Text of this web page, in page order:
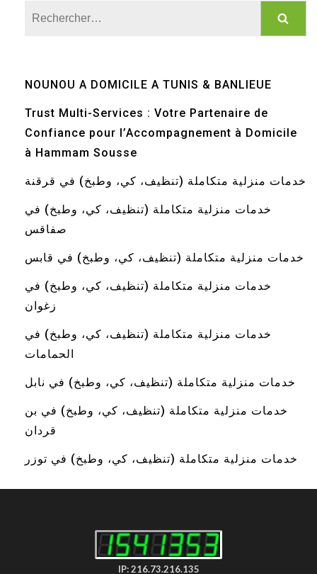
NOUNOU A DOMICILE A TUNIS & BANLIEUE
Trust Multi-Services : Votre Partenaire de
Confiance pour l’Accompagnement à Domicile
à Hammam Sousse
خدمات منزلية متكاملة (تنظيف، كي، وطبخ) في قرقنة
خدمات منزلية متكاملة (تنظيف، كي، وطبخ) في
صفاقس
خدمات منزلية متكاملة (تنظيف، كي، وطبخ) في قابس
خدمات منزلية متكاملة (تنظيف، كي، وطبخ) في
زغوان
خدمات منزلية متكاملة (تنظيف، كي، وطبخ) في
الحمامات
خدمات منزلية متكاملة (تنظيف، كي، وطبخ) في نابل
خدمات منزلية متكاملة (تنظيف، كي، وطبخ) في بن
قردان
خدمات منزلية متكاملة (تنظيف، كي، وطبخ) في توزر
IP: 216.73.216.135